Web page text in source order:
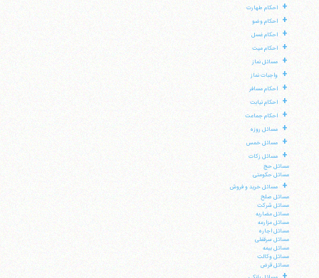
+ احکام طهارت
+ احکام وضو
+ احکام غسل
+ احکام میت
+ مسائل نماز
+ واجبات نماز
+ احکام مسافر
+ احکام نیابت
+ احکام جماعت
+ مسائل روزه
+ مسائل خمس
+
مسائل زکات
مسائل حج
مسائل حکومتی
+
مسائل خرید و فروش
مسائل صلح
مسائل شرکت
مسائل مضاربه
مسائل مزارعه
مسائل اجاره
مسائل سرقفلی
مسائل بیمه
مسائل وکالت
مسائل قرض